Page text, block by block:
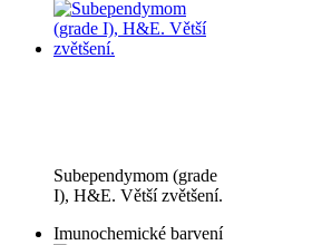
Subependymom (grade
I), H&E. Větší zvětšení.
Imunochemické barvení